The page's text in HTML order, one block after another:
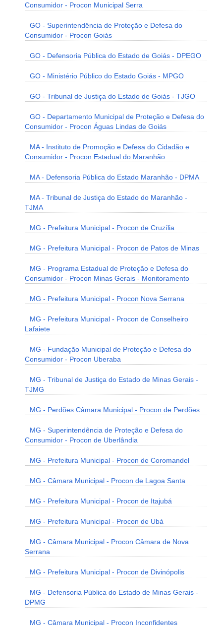
Consumidor - Procon Municipal Serra
GO - Superintendência de Proteção e Defesa do
Consumidor - Procon Goiás
GO - Defensoria Pública do Estado de Goiás - DPEGO
GO - Ministério Público do Estado Goiás - MPGO
GO - Tribunal de Justiça do Estado de Goiás - TJGO
GO - Departamento Municipal de Proteção e Defesa do
Consumidor - Procon Águas Lindas de Goiás
MA - Instituto de Promoção e Defesa do Cidadão e
Consumidor - Procon Estadual do Maranhão
MA - Defensoria Pública do Estado Maranhão - DPMA
MA - Tribunal de Justiça do Estado do Maranhão -
TJMA
MG - Prefeitura Municipal - Procon de Cruzília
MG - Prefeitura Municipal - Procon de Patos de Minas
MG - Programa Estadual de Proteção e Defesa do
Consumidor - Procon Minas Gerais - Monitoramento
MG - Prefeitura Municipal - Procon Nova Serrana
MG - Prefeitura Municipal - Procon de Conselheiro
Lafaiete
MG - Fundação Municipal de Proteção e Defesa do
Consumidor - Procon Uberaba
MG - Tribunal de Justiça do Estado de Minas Gerais -
TJMG
MG - Perdões Câmara Municipal - Procon de Perdões
MG - Superintendência de Proteção e Defesa do
Consumidor - Procon de Uberlândia
MG - Prefeitura Municipal - Procon de Coromandel
MG - Câmara Municipal - Procon de Lagoa Santa
MG - Prefeitura Municipal - Procon de Itajubá
MG - Prefeitura Municipal - Procon de Ubá
MG - Câmara Municipal - Procon Câmara de Nova
Serrana
MG - Prefeitura Municipal - Procon de Divinópolis
MG - Defensoria Pública do Estado de Minas Gerais -
DPMG
MG - Câmara Municipal - Procon Inconfidentes